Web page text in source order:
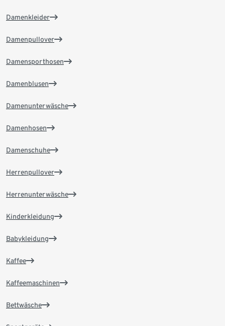
Damenkleider
Damenpullover
Damensporthosen
Damenblusen
Damenunterwäsche
Damenhosen
Damenschuhe
Herrenpullover
Herrenunterwäsche
Kinderkleidung
Babykleidung
Kaffee
Kaffeemaschinen
Bettwäsche